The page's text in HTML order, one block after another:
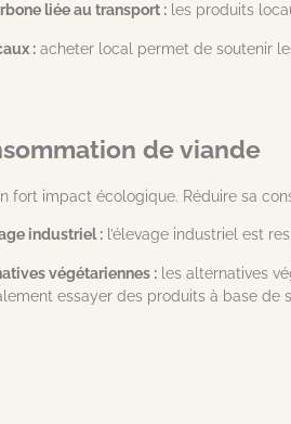
liée au transport : les produits
: acheter local permet de soutenir
de viande
fort impact écologique. Réduire sa
industriel : l’élevage industriel est
végétariennes : les alternatives
essayer des produits à base de